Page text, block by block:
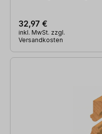
32,97 €
inkl. MwSt. zzgl.
Versandkosten